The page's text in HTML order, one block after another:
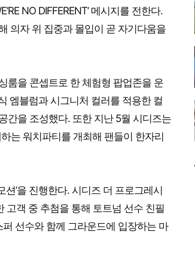
NO DIFFERENT’ 메시지를 전한다.
의자 위 집중과 몰입이 곧 자기다움을
룸을 콘셉트로 한 체험형 팝업존을 운
엠블럼과 시그니처 컬러를 적용한 컬
간을 조성했다. 또한 지난 5월 시디즈는
는 워치파티를 개최해 팬들이 한자리
’을 진행한다. 시디즈 더 프로그레시
고객 중 추첨을 통해 토트넘 선수 친필
선수와 함께 그라운드에 입장하는 마